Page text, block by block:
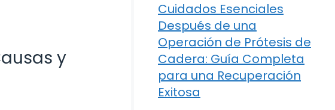
y
Cuidados Esenciales
Después de una
Operación de Prótesis de
Cadera: Guía Completa
para una Recuperación
Exitosa